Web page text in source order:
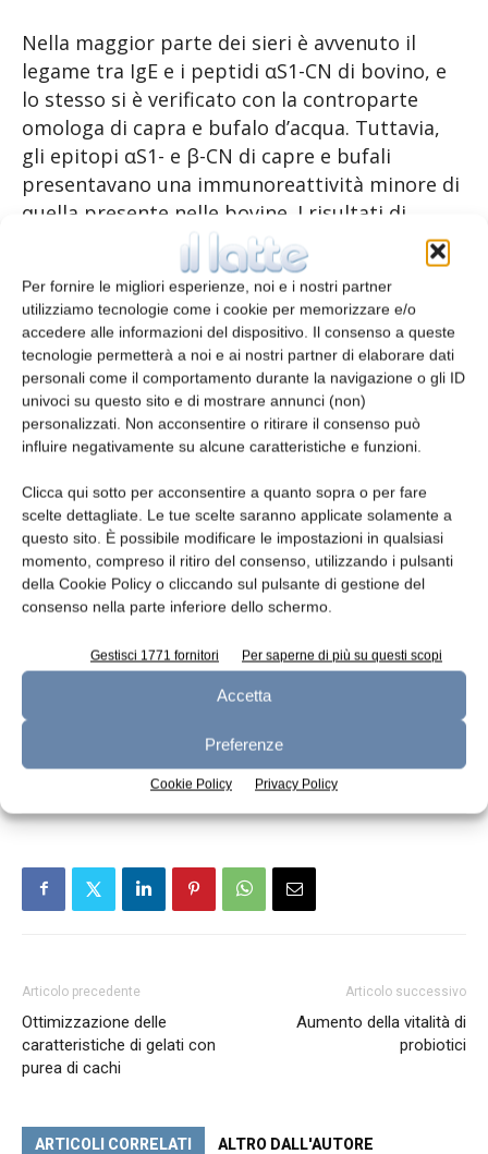
Per fornire le migliori esperienze, noi e i nostri partner
utilizziamo tecnologie come i cookie per memorizzare e/o
accedere alle informazioni del dispositivo. Il consenso a queste
tecnologie permetterà a noi e ai nostri partner di elaborare dati
personali come il comportamento durante la navigazione o gli ID
univoci su questo sito e di mostrare annunci (non)
personalizzati. Non acconsentire o ritirare il consenso può
influire negativamente su alcune caratteristiche e funzioni.
Clicca qui sotto per acconsentire a quanto sopra o per fare
scelte dettagliate. Le tue scelte saranno applicate solamente a
questo sito. È possibile modificare le impostazioni in qualsiasi
momento, compreso il ritiro del consenso, utilizzando i pulsanti
della Cookie Policy o cliccando sul pulsante di gestione del
consenso nella parte inferiore dello schermo.
Gestisci 1771 fornitori Per saperne di più su questi scopi
Accetta
Preferenze
Cookie Policy Privacy Policy
Nella maggior parte dei sieri è avvenuto il
legame tra IgE e i peptidi αS1-CN di bovino, e
lo stesso si è verificato con la controparte
omologa di capra e bufalo d’acqua. Tuttavia,
gli epitopi αS1- e β-CN di capre e bufali
presentavano una immunoreattività minore di
quella presente nelle bovine. I risultati di
questo studio indicano che le varianti
genetiche delle caseine presentano una
diversa allergenicità e ciò potrebbe essere
utile per cercare un’alternativa adatta per chi
è allergico al latte vaccino. Il latte di capre e
bufale d’acqua ha un potenziale allergenico
dovuto alla reattività crociata delle IgE con le
caseine del latte vaccino e quindi non possono
allergici.
Bibliografia
M. Lissonet al., Dept of Animal Breeding and
(Germania); Journal of Dairy Science, 3 febbraio
2014. In stampa. doi:10.3168/jds.2013-7355
Articolo precedente
Ottimizzazione delle
caratteristiche di gelati con
purea di cachi
Articolo successivo
Aumento della vitalità di
probiotici
ARTICOLI CORRELATI ALTRO DALL'AUTORE